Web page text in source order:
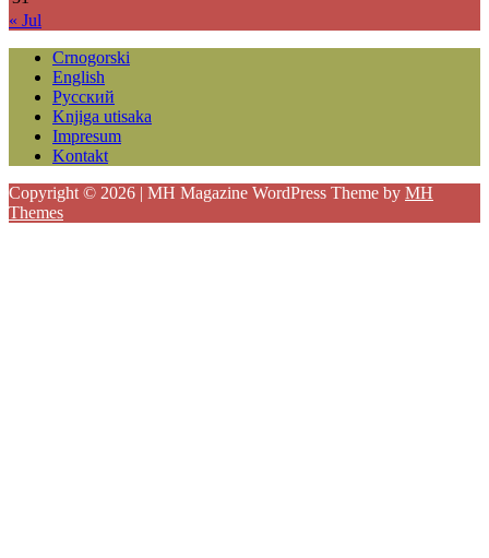
« Jul
Crnogorski
English
Русский
Knjiga utisaka
Impresum
Kontakt
Copyright © 2026 | MH Magazine WordPress Theme by MH
Themes